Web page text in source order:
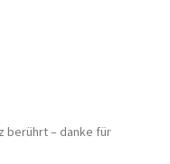
berührt – danke für